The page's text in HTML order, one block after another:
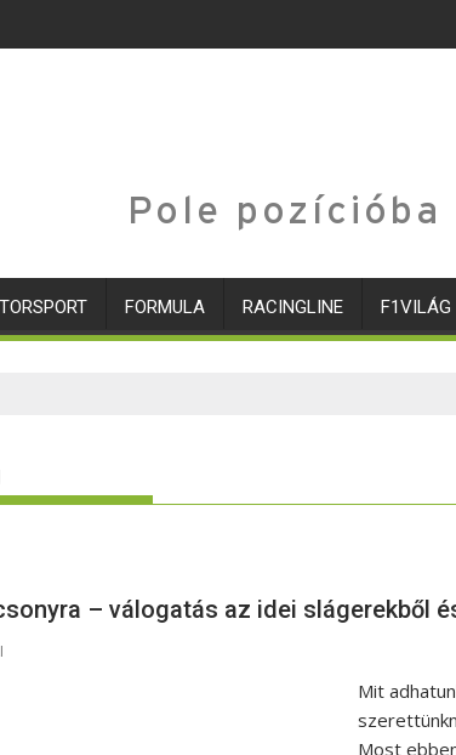
Pole
FORMULA RACINGLINE F1VILÁG
– válogatás az idei slágerekből
Mit
Most